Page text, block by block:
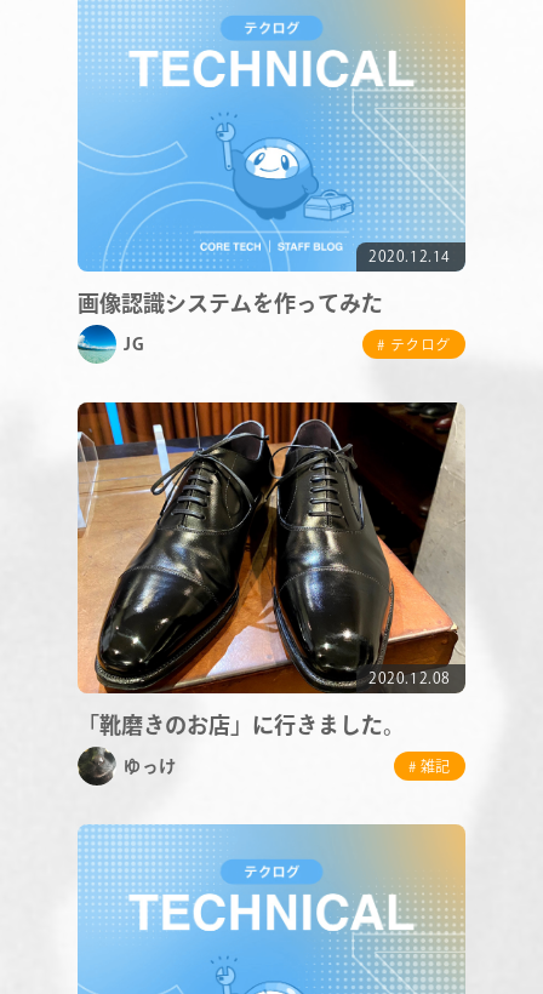
SERVICE
STAFF BLOG
NEWS
CONTACT 2020.12.14
画像認識システムを作ってみた
JG # テクログ
2020.12.08
「靴磨きのお店」に行きました。
ゆっけ # 雑記